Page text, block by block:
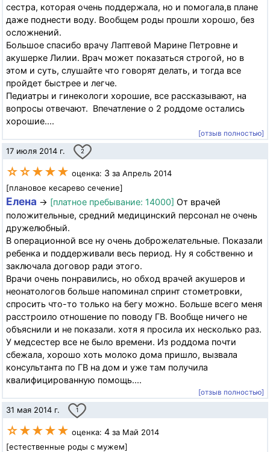
сестра, которая очень поддержала, но и помогала,в плане
даже поднести воду. Вообщем роды прошли хорошо, без
осложнений.
Большое спасибо врачу Лаптевой Марине Петровне и
акушерке Лилии. Врач может показаться строгой, но в
этом и суть, слушайте что говорят делать, и тогда все
пройдет быстрее и легче.
Педиатры и гинекологи хорошие, все рассказывают, на
вопросы отвечают. Впечатление о 2 роддоме остались
хорошие....
[отзыв полностью]
17 июля 2014 г. 2
☆☆★★★ оценка: 3 за Апрель 2014
[плановое кесарево сечение]
Елена → [платное пребывание: 14000] От врачей
положительные, средний медицинский персонал не очень
дружелюбный.
В операционной все ну очень доброжелательные. Показали
ребенка и поддерживали весь период. Ну я собственно и
заключала договор ради этого.
Врачи очень понравились, но обход врачей акушеров и
неонатологов больше напоминал спринт стометровки,
спросить что-то только на бегу можно. Больше всего меня
расстроило отношение по поводу ГВ. Вообще ничего не
объяснили и не показали. хотя я просила их несколько раз.
У медсестер все не было времени. Из роддома почти
сбежала, хорошо хоть молоко дома пришло, вызвала
консультанта по ГВ на дом и уже там получила
квалифицированную помощь....
[отзыв полностью]
31 мая 2014 г. 1
☆★★★★ оценка: 4 за Май 2014
[естественные роды с мужем]